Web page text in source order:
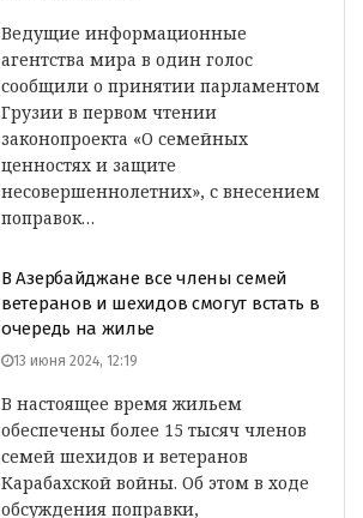
Ведущие информационные
агентства мира в один голос
сообщили о принятии парламентом
Грузии в первом чтении
законопроекта «О семейных
ценностях и защите
несовершеннолетних», с внесением
поправок…
В Азербайджане все члены семей
ветеранов и шехидов смогут встать в
очередь на жилье
13 июня 2024, 12:19
В настоящее время жильем
обеспечены более 15 тысяч членов
семей шехидов и ветеранов
Карабахской войны. Об этом в ходе
обсуждения поправки,